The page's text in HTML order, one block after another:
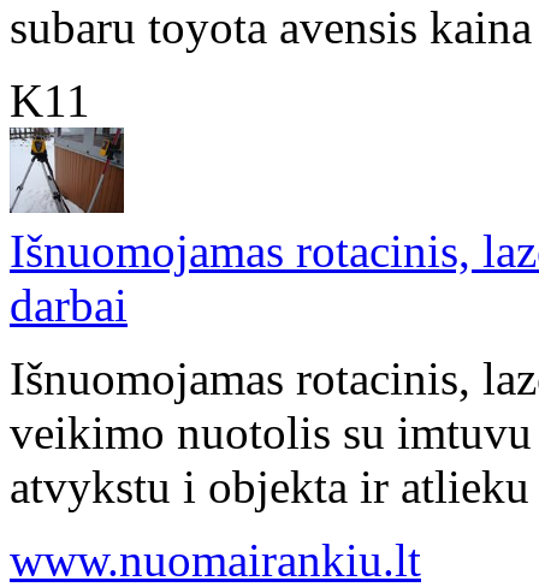
subaru toyota avensis
K11
Išnuomojamas rotacinis,
darbai
Išnuomojamas rotacinis,
veikimo nuotolis su
atvykstu i objekta ir atlieku
www.nuomairankiu.lt